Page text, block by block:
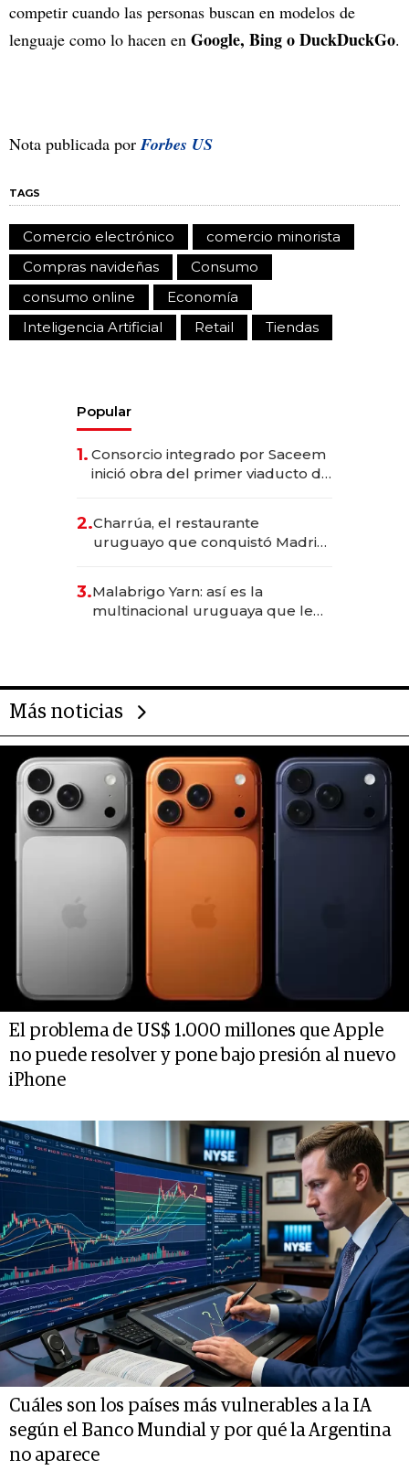
competir cuando las personas buscan en modelos de
lenguaje como lo hacen en Google, Bing o DuckDuckGo.
Nota publicada porForbes US
TAGS
Comercio electrónico
comercio minorista
Compras navideñas
Consumo
consumo online
Economía
Inteligencia Artificial
Retail Tiendas
Popular
1. Consorcio integrado por Saceem
inició obra del primer viaducto de
millones
2.Charrúa, el restaurante
uruguayo que conquistó Madrid:
anticipación y prepara apertura
3.Malabrigo Yarn: así es la
multinacional uruguaya que le
Más noticias
El problema de US$ 1.000 millones que Apple
no puede resolver y pone bajo presión al nuevo
iPhone
Cuáles son los países más vulnerables a la IA
según el Banco Mundial y por qué la Argentina
no aparece